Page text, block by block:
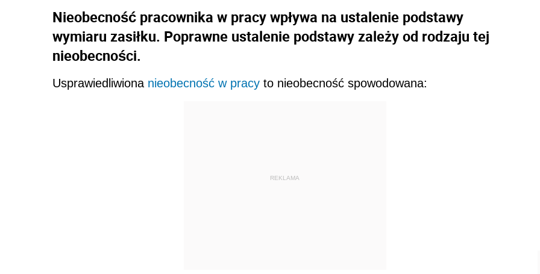
Nieobecność pracownika w pracy wpływa na ustalenie podstawy
wymiaru zasiłku. Poprawne ustalenie podstawy zależy od rodzaju tej
nieobecności.
Usprawiedliwiona nieobecność w pracy to nieobecność spowodowana:
REKLAMA